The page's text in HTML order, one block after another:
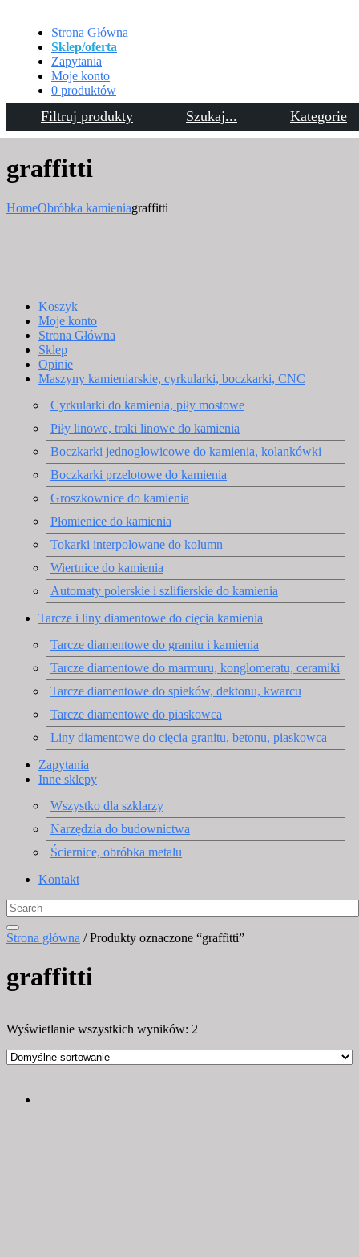
Filtruj produkty Szukaj... Kategorie
Strona Główna
Sklep/oferta
Zapytania
Moje konto
0 produktów
Kontakt
graffitti
HomeObróbka kamieniagraffitti
Koszyk
Moje konto
Strona Główna
Sklep
Opinie
Maszyny kamieniarskie, cyrkularki, boczkarki, CNC
Cyrkularki do kamienia, piły mostowe
Piły linowe, traki linowe do kamienia
Boczkarki jednogłowicowe do kamienia, kolankówki
Boczkarki przelotowe do kamienia
Groszkownice do kamienia
Płomienice do kamienia
Tokarki interpolowane do kolumn
Wiertnice do kamienia
Automaty polerskie i szlifierskie do kamienia
Tarcze i liny diamentowe do cięcia kamienia
Tarcze diamentowe do granitu i kamienia
Tarcze diamentowe do marmuru, konglomeratu, ceramiki
Tarcze diamentowe do spieków, dektonu, kwarcu
Tarcze diamentowe do piaskowca
Liny diamentowe do cięcia granitu, betonu, piaskowca
Zapytania
Inne sklepy
Wszystko dla szklarzy
Narzędzia do budownictwa
Ściernice, obróbka metalu
Kontakt
Strona główna / Produkty oznaczone “graffitti”
graffitti
Wyświetlanie wszystkich wyników: 2